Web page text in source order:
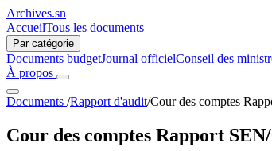
Archives.sn
AccueilTous les documents
Par catégorie
Documents budgetJournal officielConseil des
À propos
Documents /Rapport d'audit/Cour des comptes
Cour des comptes Rapport